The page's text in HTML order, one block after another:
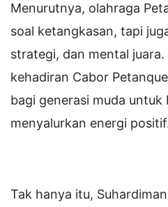
Menurutnya, olahraga
soal ketangkasan, tapi
strategi, dan mental
kehadiran Cabor
bagi generasi muda untuk
menyalurkan energi
Tak hanya itu,